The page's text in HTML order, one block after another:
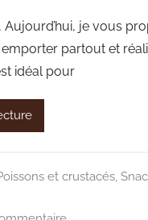
je vous
partout et
idéal pour
et crustacés,